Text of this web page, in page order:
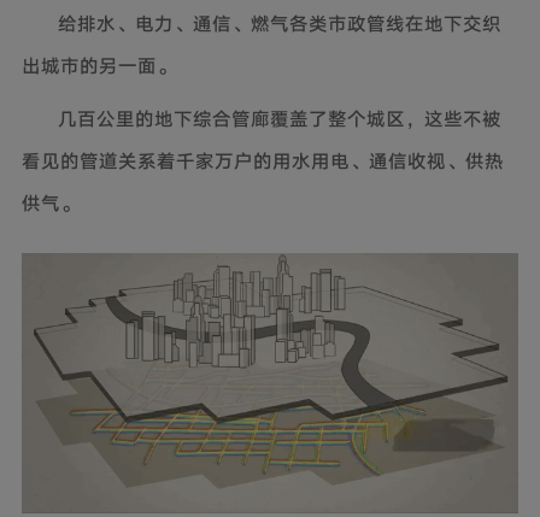
给排水、电力、通信、燃气各类市政管线在地下交织
出城市的另一面。
几百公里的地下综合管廊覆盖了整个城区，这些不被
看见的管道关系着千家万户的用水用电、通信收视、供热
供气。